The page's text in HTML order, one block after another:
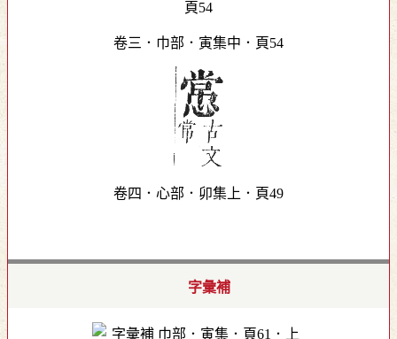
卷三．巾部．寅集中．頁54
卷四．心部．卯集上．頁49
字彙補